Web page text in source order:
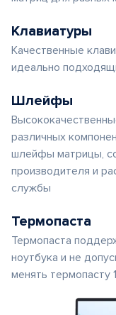
Клавиатуры
Качественные
идеально
Шлейфы
различных
шлейфы матрицы,
производителя и
службы
Термопаста
Термопаста
ноутбука и не
менять термопасту